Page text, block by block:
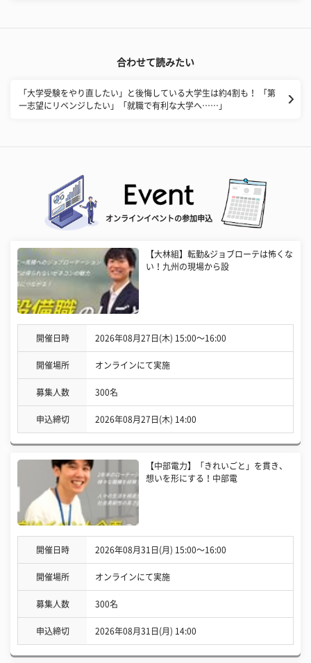
合わせて読みたい
「大学受験をやり直したい」と後悔している大学生は約4割も！ 「第
一志望にリベンジしたい」「就職で有利な大学へ……」
オンラインイベントの参加申込
【大林組】転勤&ジョブローテは怖くな
い！九州の現場から設
開催日時 2026年08月27日(木) 15:00〜16:00
開催場所 オンラインにて実施
募集人数 300名
申込締切 2026年08月27日(木) 14:00
【中部電力】「きれいごと」を貫き、
想いを形にする！中部電
開催日時 2026年08月31日(月) 15:00〜16:00
開催場所 オンラインにて実施
募集人数 300名
申込締切 2026年08月31日(月) 14:00